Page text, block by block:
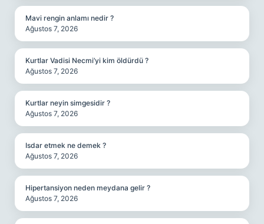
Mavi rengin anlamı nedir ?
Ağustos 7, 2026
Kurtlar Vadisi Necmi’yi kim öldürdü ?
Ağustos 7, 2026
Kurtlar neyin simgesidir ?
Ağustos 7, 2026
Isdar etmek ne demek ?
Ağustos 7, 2026
Hipertansiyon neden meydana gelir ?
Ağustos 7, 2026